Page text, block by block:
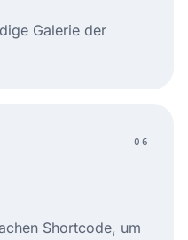
Galerie der
06
Shortcode, um